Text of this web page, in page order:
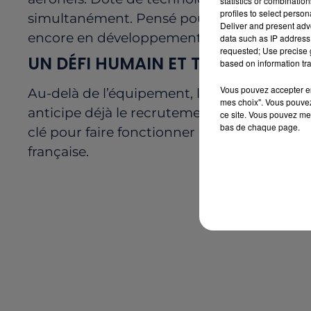
simultanément. Pensé pour durerjusqu’à
encore en développement.
UN DÉFI HUMAIN ET
Au-delà de l’équipement, le projetposela
anticipe déjà le recrutement demilliersde
clé pour faire fonctionner bâtiment
française.
profiles to select
Deliver and present
data such as IP
requested; Use precise
based on information
Vous pouvez accepter
mes choix". Vous
ce site. Vous pouvez
bas de chaque page.